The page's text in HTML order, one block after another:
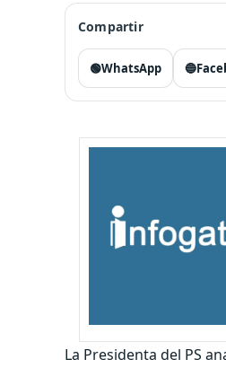
Compartir
🟢WhatsApp 🔵
La Presidenta del PS